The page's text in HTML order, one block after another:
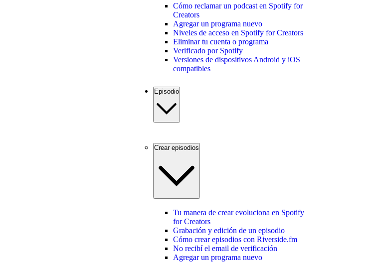
Cómo reclamar un podcast en Spotify for
Creators
Agregar un programa nuevo
Niveles de acceso en Spotify for Creators
Eliminar tu cuenta o programa
Verificado por Spotify
Versiones de dispositivos Android y iOS
compatibles
Episodio
Crear episodios
Tu manera de crear evoluciona en Spotify
for Creators
Grabación y edición de un episodio
Cómo crear episodios con Riverside.fm
No recibí el email de verificación
Agregar un programa nuevo